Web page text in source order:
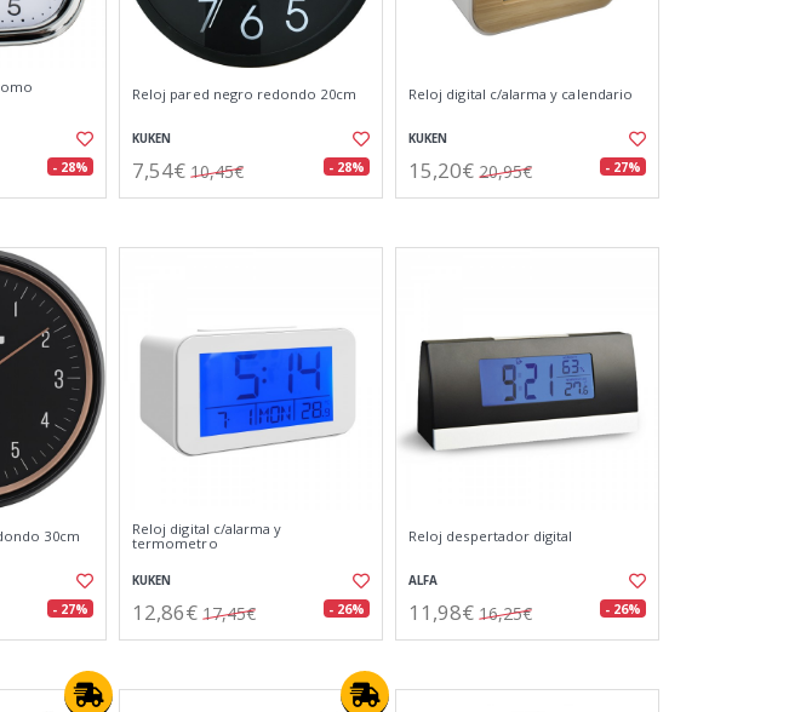
- 28%
Reloj pared negro redondo 20cm
KUKEN
7,54€ 10,45€ - 28%
Reloj digital c/alarma y calendario
KUKEN
15,20€ 20,95€ - 27%
30cm
- 27%
Reloj digital c/alarma y
termometro
KUKEN
12,86€ 17,45€ - 26%
Reloj despertador digital
ALFA
11,98€ 16,25€ - 26%